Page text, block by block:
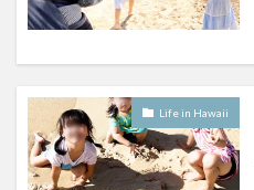
Life in Hawaii